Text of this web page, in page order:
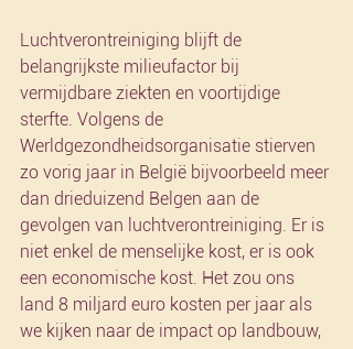
Luchtverontreiniging blijft de
belangrijkste milieufactor bij
vermijdbare ziekten en voortijdige
sterfte. Volgens de
Werldgezondheidsorganisatie stierven
zo vorig jaar in België bijvoorbeeld meer
dan drieduizend Belgen aan de
gevolgen van luchtverontreiniging. Er is
niet enkel de menselijke kost, er is ook
een economische kost. Het zou ons
land 8 miljard euro kosten per jaar als
we kijken naar de impact op landbouw,